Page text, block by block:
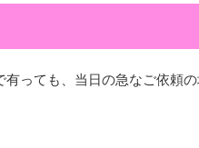
っても、当日の急なご依頼